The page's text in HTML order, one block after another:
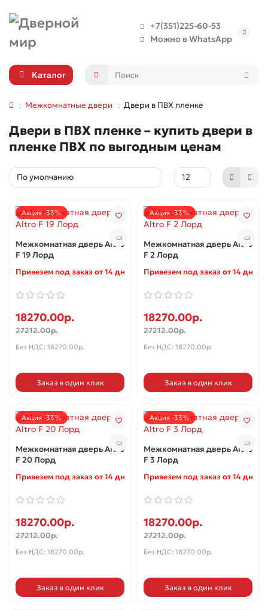
+7(351)225-60-53
Можно в WhatsApp
Каталог
Межкомнатные двери Двери в ПВХ пленке
Двери в ПВХ пленке – купить двери в
пленке ПВХ по выгодным ценам
Акция -33%
Межкомнатная дверь Altro
F 19 Лорд
Привезем под заказ от 14 дней ✓
18270.00р.
27212.00р.
Без НДС: 18270.00р.
Заказ в один клик
Акция -33%
Межкомнатная дверь Altro
F 2 Лорд
Привезем под заказ от 14 дней
18270.00р.
27212.00р.
Без НДС: 18270.00р.
Заказ в один клик
Акция -33%
Межкомнатная дверь Altro
F 20 Лорд
Привезем под заказ от 14 дней ✓
18270.00р.
27212.00р.
Без НДС: 18270.00р.
Заказ в один клик
Акция -33%
Межкомнатная дверь Altro
F 3 Лорд
Привезем под заказ от 14 дней
18270.00р.
27212.00р.
Без НДС: 18270.00р.
Заказ в один клик